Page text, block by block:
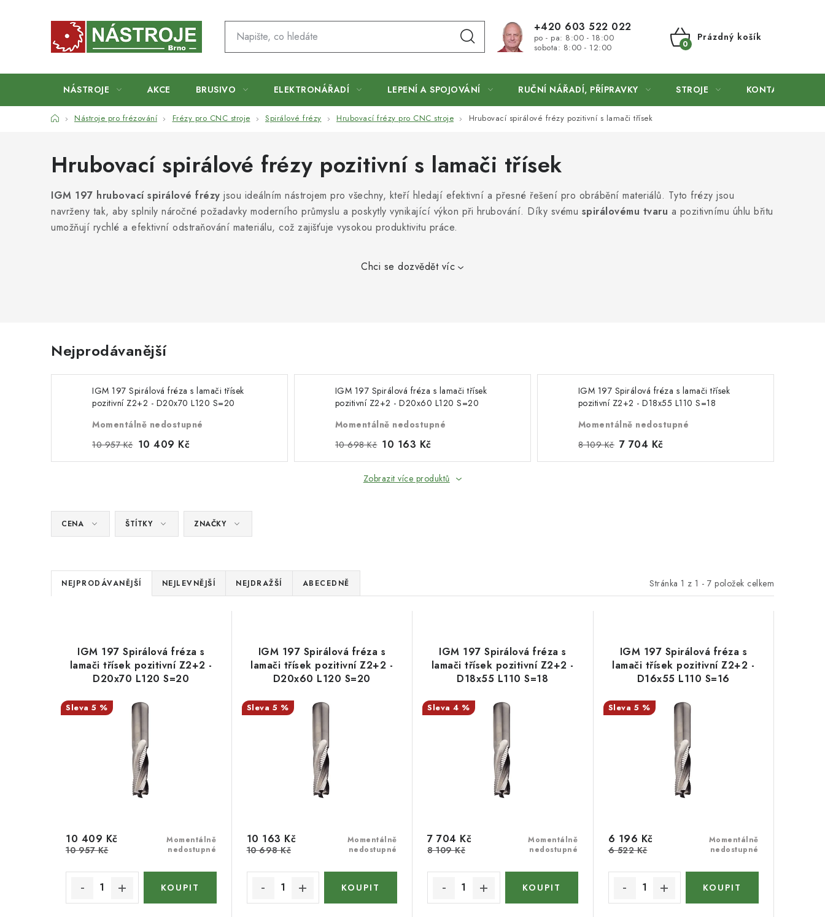
+420 603 522 022
po - pa: 8:00 - 18:00
sobota: 8:00 - 12:00
NÁKUPNÍ
Prázdný košík
NÁSTROJE AKCE BRUSIVO ELEKTRONÁŘADÍ LEPENÍ A SPOJOVÁNÍ RUČNÍ NÁŘADÍ, PŘÍPRAVKY STROJE KONTAKTY
DomůNástroje pro frézování Frézy pro CNC stroje Spirálové frézy Hrubovací frézy pro CNC stroje Hrubovací spirálové frézy pozitivní s lamači třísek
Hrubovací spirálové frézy pozitivní s lamači třísek
IGM 197 hrubovací spirálové frézy jsou ideálním nástrojem pro všechny, kteří hledají efektivní a přesné řešení pro obrábění materiálů. Tyto frézy jsou
navrženy tak, aby splnily náročné požadavky moderního průmyslu a poskytly vynikající výkon při hrubování. Díky svému spirálovému tvaru a pozitivnímu úhlu břitu
umožňují rychlé a efektivní odstraňování materiálu, což zajišťuje vysokou produktivitu práce.
Chci se dozvědět víc
Nejprodávanější
IGM 197 Spirálová fréza s lamači třísek
pozitivní Z2+2 - D20x70 L120 S=20
Momentálně nedostupné
10 957 Kč 10 409 Kč
IGM 197 Spirálová fréza s lamači třísek
pozitivní Z2+2 - D20x60 L120 S=20
Momentálně nedostupné
10 698 Kč 10 163 Kč
IGM 197 Spirálová fréza s lamači třísek
pozitivní Z2+2 - D18x55 L110 S=18
Momentálně nedostupné
8 109 Kč 7 704 Kč
Zobrazit více produktů
CENA ŠTÍTKY ZNAČKY
Stránka 1 z 1 - 7 položek celkem
Ř
a
p
NEJPRODÁVANĚJŠÍ NEJLEVNĚJŠÍ NEJDRAŽŠÍ ABECEDNĚ
IGM 197 Spirálová fréza s
lamači třísek pozitivní Z2+2 -
D20x70 L120 S=20
5 %
Momentálně
nedostupné
10 409 Kč
10 957 Kč
IGM 197 Spirálová fréza s
lamači třísek pozitivní Z2+2 -
D20x60 L120 S=20
5 %
Momentálně
nedostupné
10 163 Kč
10 698 Kč
IGM 197 Spirálová fréza s
lamači třísek pozitivní Z2+2 -
D18x55 L110 S=18
4 %
Momentálně
nedostupné
7 704 Kč
8 109 Kč
IGM 197 Spirálová fréza s
lamači třísek pozitivní Z2+2 -
D16x55 L110 S=16
5 %
Momentálně
nedostupné
6 196 Kč
6 522 Kč